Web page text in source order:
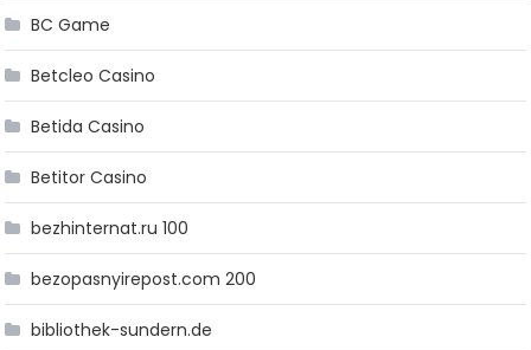
BC Game
Betcleo Casino
Betida Casino
Betitor Casino
bezhinternat.ru 100
bezopasnyirepost.com 200
bibliothek-sundern.de